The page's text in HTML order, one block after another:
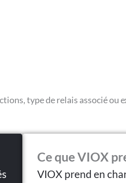
type de relais associé ou
Ce que VIOX
VIOX prend en